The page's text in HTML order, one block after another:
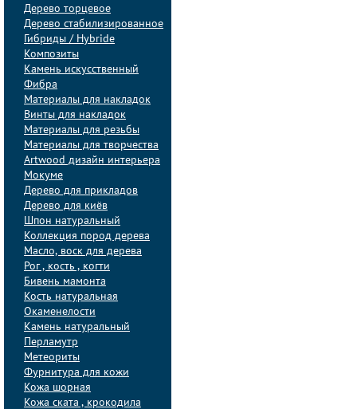
Дерево торцевое
Дерево стабилизированное
Гибриды / Hybride
Композиты
Камень искусственный
Фибра
Материалы для накладок
Винты для накладок
Материалы для резьбы
Материалы для творчества
Artwood дизайн интерьера
Мокуме
Дерево для прикладов
Дерево для киёв
Шпон натуральный
Коллекция пород дерева
Масло, воск для дерева
Рог , кость , когти
Бивень мамонта
Кость натуральная
Окаменелости
Камень натуральный
Перламутр
Метеориты
Фурнитура для кожи
Кожа шорная
Кожа ската , крокодила